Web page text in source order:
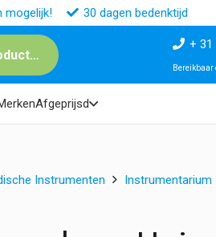
mogelijk! 30 dagen bedenktijd
+ 31
Bereikbaar
Afgeprijsd
Instrumenten Instrumentarium